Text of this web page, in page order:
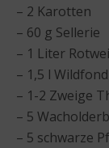
– 2 Karotten
– 60 g Sellerie
– 1 Liter
– 1,5 l Wildfond
– 1-2 Zweige
– 5
– 5 schwarze